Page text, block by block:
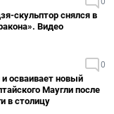
скульптор снялся в
Видео
0
осваивает новый
Маугли после
в столицу